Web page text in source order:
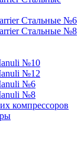
Стальные №6
Стальные №8
№10
№12
№6
№8
компрессоров